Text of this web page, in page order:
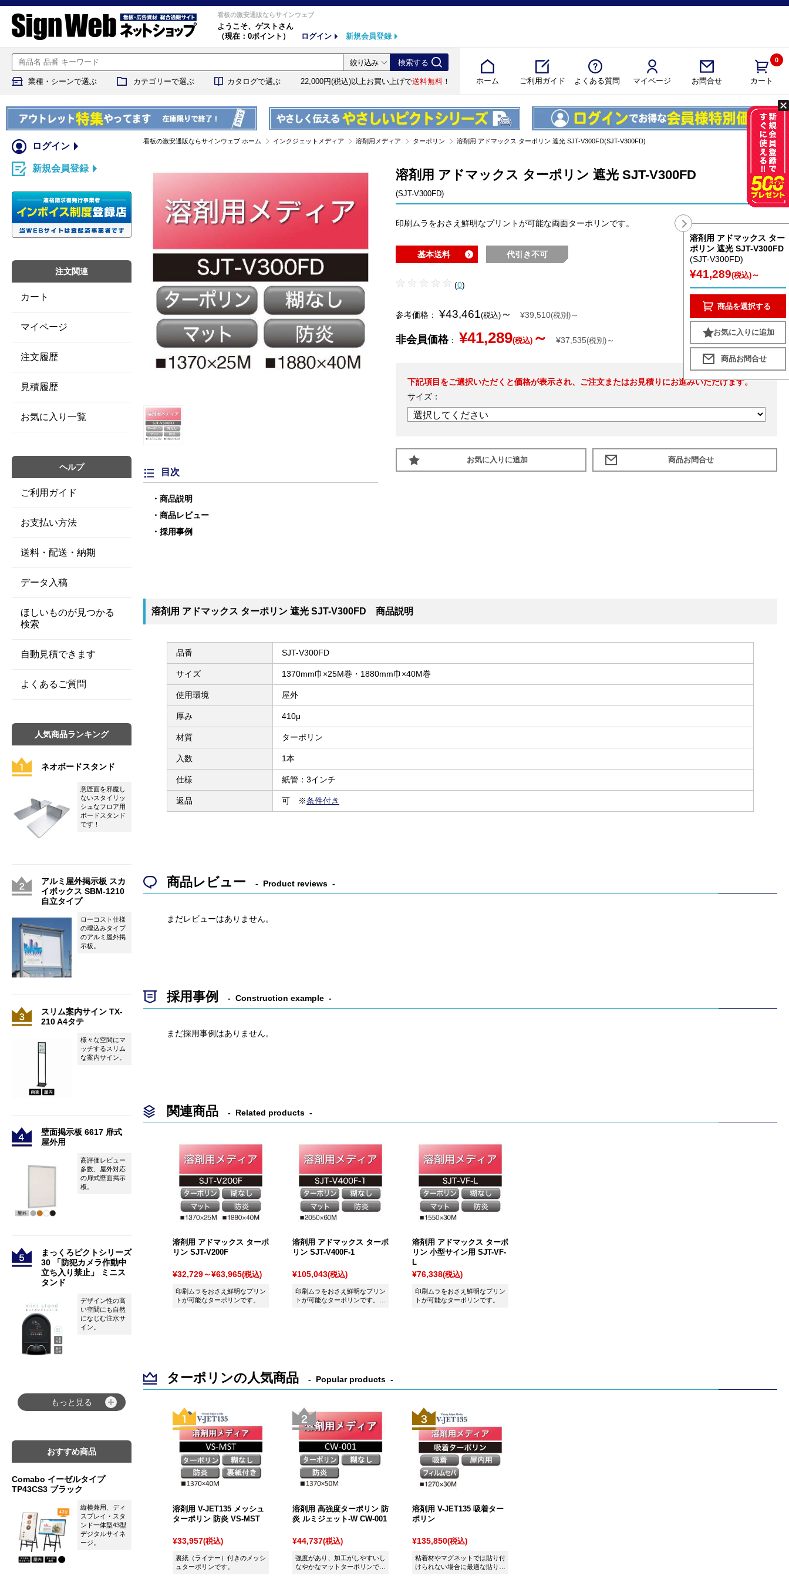
看板の激安通販ならサインウェブ
ようこそ、 ゲストさん
（現在：0ポイント）
ログイン 新規会員登録
ホーム ご利用ガイド よくある質問 マイページ お問合せ カート
0
業種・シーンで選ぶ カテゴリーで選ぶ カタログで選ぶ 22,000円(税込)以上お買い上げで送料無料 ！
看板の激安通販ならサインウェブ ホーム インクジェットメディア 溶剤用メディア ターポリン 溶剤用 アドマックス ターポリン 遮光 SJT-V300FD(SJT-V300FD)
目次
商品説明
商品レビュー
採用事例
溶剤用 アドマックス ターポリン 遮光 SJT-V300FD
(SJT-V300FD)
印刷ムラをおさえ鮮明なプリントが可能な両面ターポリンです。
基本送料 代引き不可
(0)
参考価格： ¥43,461(税込) ～ ¥39,510(税別) ～
非会員価格： ¥41,289(税込) ～ ¥37,535(税別) ～
下記項目をご選択いただくと価格が表示され、ご注文またはお見積りにお進みいただけます。
サイズ：
お気に入りに追加
溶剤用 アドマックス ターポリン 遮光 SJT-V300FD 商品説明
品番 SJT-V300FD
サイズ 1370mm巾×25M巻・1880mm巾×40M巻
使用環境 屋外
厚み 410μ
材質 ターポリン
入数 1本
仕様 紙管：3インチ
返品 可 ※条件付き
溶剤用 アドマックス ター
ポリン 遮光 SJT-V300FD
(SJT-V300FD)
¥41,289(税込) ～
商品を選択する
お気に入りに追加
商品レビュー Product reviews
まだレビューはありません。
採用事例 Construction example
まだ採用事例はありません。
関連商品 Related products
溶剤用 アドマックス ターポ
リン SJT-V200F
¥32,729～¥63,965(税込)
印刷ムラをおさえ鮮明なプリン
トが可能なターポリンです。
溶剤用 アドマックス ターポ
リン SJT-V400F-1
¥105,043(税込)
印刷ムラをおさえ鮮明なプリン
トが可能なターポリンです。高
溶剤用 アドマックス ターポ
リン 小型サイン用 SJT-VF-
L
¥76,338(税込)
印刷ムラをおさえ鮮明なプリン
トが可能なターポリンです。
ターポリンの人気商品 Popular products
溶剤用 V-JET135 メッシュ
ターポリン 防炎 VS-MST
¥33,957(税込)
裏紙（ライナー）付きのメッシ
ュターポリンです。
溶剤用 高強度ターポリン 防
炎 ルミジェット-W CW-001
¥44,737(税込)
強度があり、加工がしやすいし
なやかなマットターポリンで
溶剤用 V-JET135 吸着ター
ポリン
¥135,850(税込)
粘着材やマグネットでは貼り付
けられない場合に最適な貼り剥
ログイン
新規会員登録
注文関連
カート
マイページ
注文履歴
見積履歴
お気に入り一覧
ヘルプ
ご利用ガイド
お支払い方法
送料・配送・納期
データ入稿
ほしいものが見つかる
検索
自動見積できます
よくあるご質問
人気商品ランキング
ネオボードスタンド
意匠面を邪魔し
ないスタイリッ
シュなフロア用
ボードスタンド
です！
アルミ屋外掲示板 スカ
イボックス SBM-1210
自立タイプ
ローコスト仕様
の埋込みタイプ
のアルミ屋外掲
示板。
スリム案内サイン TX-
210 A4タテ
様々な空間にマ
ッチするスリム
な案内サイン。
壁面掲示板 6617 扉式
屋外用
高評価レビュー
多数、屋外対応
の扉式壁面掲示
板。
まっくろピクトシリーズ
30 「防犯カメラ作動中
立ち入り禁止」 ミニス
タンド
デザイン性の高
い空間にも自然
になじむ注水サ
イン。
もっと見る
おすすめ商品
Comabo イーゼルタイプ
TP43CS3 ブラック
縦横兼用、ディ
スプレイ・スタ
ンド一体型43型
デジタルサイネ
ージ。